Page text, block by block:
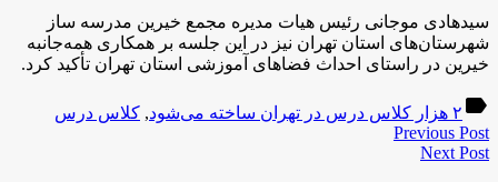
سیدهادی موجانی رئیس هیات مدیره مجمع خیرین مدرسه ساز
شهرستان‌های استان تهران نیز در این جلسه بر همکاری همه‌جانبه
خیرین در راستای احداث فضاهای آموزشی استان تهران تأکید کرد.
label ۲ هزار کلاس درس در تهران ساخته می‌شود , کلاس درس
Previous Post
Next Post